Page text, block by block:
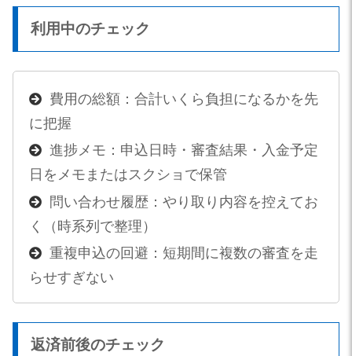
利用中のチェック
費用の総額：合計いくら負担になるかを先
に把握
進捗メモ：申込日時・審査結果・入金予定
日をメモまたはスクショで保管
問い合わせ履歴：やり取り内容を控えてお
く（時系列で整理）
重複申込の回避：短期間に複数の審査を走
らせすぎない
返済前後のチェック